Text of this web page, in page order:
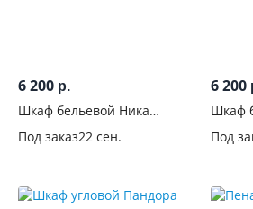
6 200 р.
Шкаф бельевой Ника
Под заказ22 сен.
6 200
Шкаф
Под